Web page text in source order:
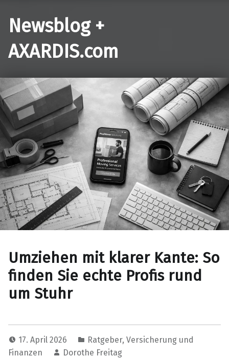
Newsblog +
AXARDIS.com
Umziehen mit klarer Kante: So
finden Sie echte Profis rund
um Stuhr
17. April 2026 Ratgeber, Versicherung und
Finanzen
Dorothe Freitag